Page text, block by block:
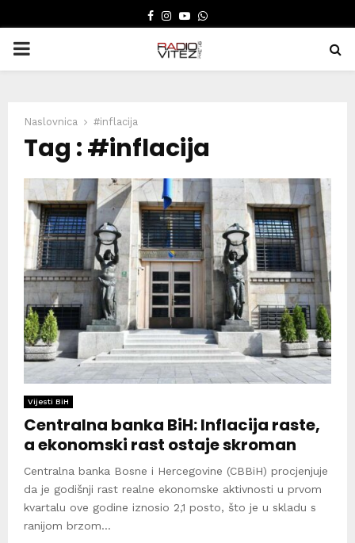
FACEBOOK
INSTAGRAM
YOUTUBE
WHATSAPP
PRIMARY
Naslovnica #inflacija
Tag : #inflacija
Vijesti BiH
Centralna banka BiH: Inflacija raste,
a ekonomski rast ostaje skroman
Centralna banka Bosne i Hercegovine (CBBiH) procjenjuje
da je godišnji rast realne ekonomske aktivnosti u prvom
kvartalu ove godine iznosio 2,1 posto, što je u skladu s
ranijom brzom...